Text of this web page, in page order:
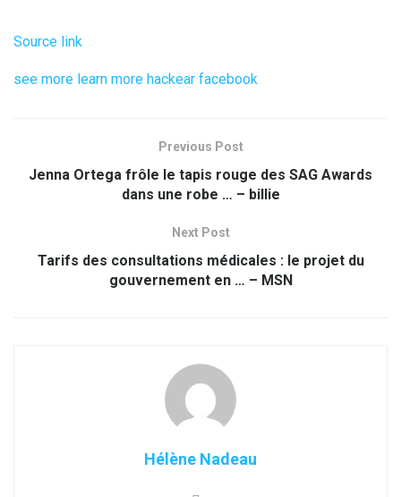
Source link
see more learn more hackear facebook
Previous Post
Jenna Ortega frôle le tapis rouge des SAG Awards
dans une robe … – billie
Next Post
Tarifs des consultations médicales : le projet du
gouvernement en … – MSN
Hélène Nadeau